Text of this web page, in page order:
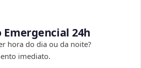
24h
hora do dia ou da noite?
imediato.